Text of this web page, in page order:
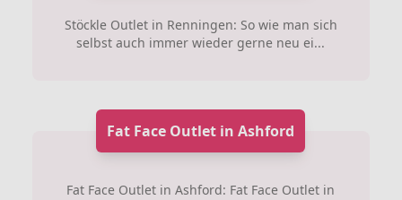
Stöckle Outlet in Renningen: So wie man sich
selbst auch immer wieder gerne neu ei...
Fat Face Outlet in Ashford
Fat Face Outlet in Ashford: Fat Face Outlet in